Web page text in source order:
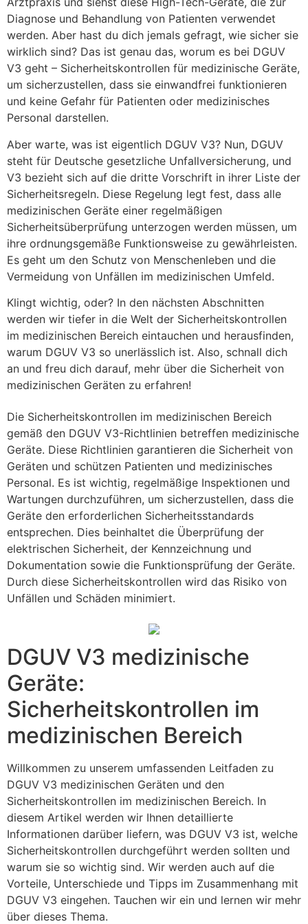
Diagnose und Behandlung von Patienten verwendet
werden. Aber hast du dich jemals gefragt, wie sicher sie
wirklich sind? Das ist genau das, worum es bei DGUV
V3 geht – Sicherheitskontrollen für medizinische Geräte,
um sicherzustellen, dass sie einwandfrei funktionieren
und keine Gefahr für Patienten oder medizinisches
Personal darstellen.
Aber warte, was ist eigentlich DGUV V3? Nun, DGUV
steht für Deutsche gesetzliche Unfallversicherung, und
V3 bezieht sich auf die dritte Vorschrift in ihrer Liste der
Sicherheitsregeln. Diese Regelung legt fest, dass alle
medizinischen Geräte einer regelmäßigen
Sicherheitsüberprüfung unterzogen werden müssen, um
ihre ordnungsgemäße Funktionsweise zu gewährleisten.
Es geht um den Schutz von Menschenleben und die
Vermeidung von Unfällen im medizinischen Umfeld.
Klingt wichtig, oder? In den nächsten Abschnitten
werden wir tiefer in die Welt der Sicherheitskontrollen
im medizinischen Bereich eintauchen und herausfinden,
warum DGUV V3 so unerlässlich ist. Also, schnall dich
an und freu dich darauf, mehr über die Sicherheit von
medizinischen Geräten zu erfahren!
Die Sicherheitskontrollen im medizinischen Bereich
gemäß den DGUV V3-Richtlinien betreffen medizinische
Geräte. Diese Richtlinien garantieren die Sicherheit von
Geräten und schützen Patienten und medizinisches
Personal. Es ist wichtig, regelmäßige Inspektionen und
Wartungen durchzuführen, um sicherzustellen, dass die
Geräte den erforderlichen Sicherheitsstandards
entsprechen. Dies beinhaltet die Überprüfung der
elektrischen Sicherheit, der Kennzeichnung und
Dokumentation sowie die Funktionsprüfung der Geräte.
Durch diese Sicherheitskontrollen wird das Risiko von
Unfällen und Schäden minimiert.
DGUV V3 medizinische
Geräte:
Sicherheitskontrollen im
medizinischen Bereich
Willkommen zu unserem umfassenden Leitfaden zu
DGUV V3 medizinischen Geräten und den
Sicherheitskontrollen im medizinischen Bereich. In
diesem Artikel werden wir Ihnen detaillierte
Informationen darüber liefern, was DGUV V3 ist, welche
Sicherheitskontrollen durchgeführt werden sollten und
warum sie so wichtig sind. Wir werden auch auf die
Vorteile, Unterschiede und Tipps im Zusammenhang mit
DGUV V3 eingehen. Tauchen wir ein und lernen wir mehr
über dieses Thema.